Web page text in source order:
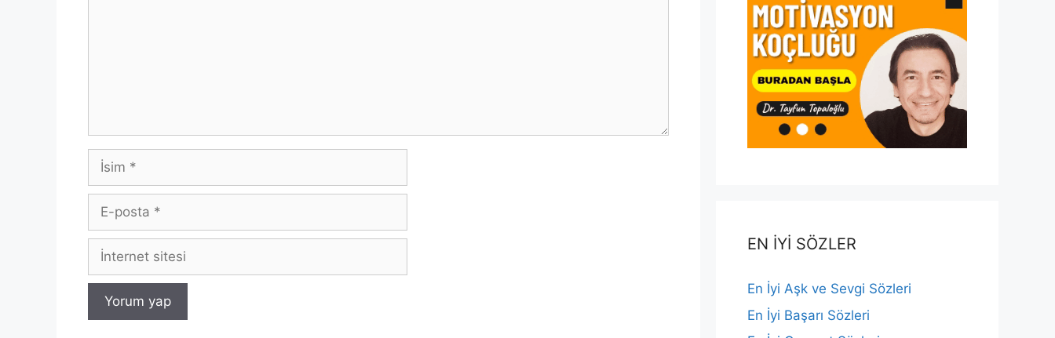
İsim
posta
İnternet
EN İYİ SÖZLER
En İyi Aşk ve Sevgi Sözleri
En İyi Başarı Sözleri